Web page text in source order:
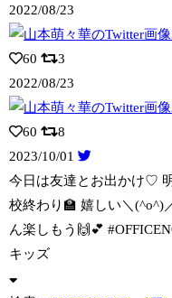
2022/08/23
60
3
2022/08/23
60
8
2023/10/01
今日は友達とお出かけ♡
校終わり🏫 嬉しい＼(^o^)
ん楽しもう🙌💕
キッズ